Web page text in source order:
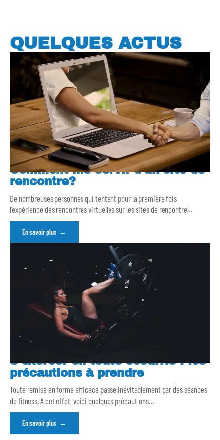
QUELQUES ACTUS
Comment me servir d’un site de
rencontre?
De nombreuses personnes qui tentent pour la première fois
l’expérience des rencontres virtuelles sur les sites de rencontre…
En savoir plus
S’exercer en toute sécurité : les
précautions à prendre
Toute remise en forme efficace passe inévitablement par des séances
de fitness. A cet effet, voici quelques précautions…
En savoir plus